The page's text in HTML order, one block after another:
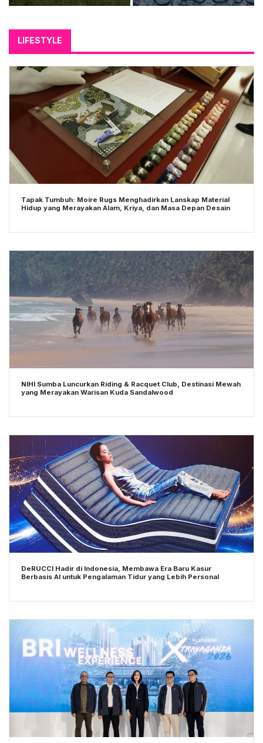
LIFESTYLE
Tapak Tumbuh: Moire Rugs Menghadirkan Lanskap Material
Hidup yang Merayakan Alam, Kriya, dan Masa Depan Desain
NIHI Sumba Luncurkan Riding & Racquet Club, Destinasi Mewah
yang Merayakan Warisan Kuda Sandalwood
DeRUCCI Hadir di Indonesia, Membawa Era Baru Kasur
Berbasis AI untuk Pengalaman Tidur yang Lebih Personal